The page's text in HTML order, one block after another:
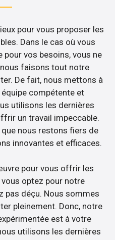
pour vous proposer les
Dans le cas où vous
vos besoins, vous ne
faisons tout notre
De fait, nous mettons à
compétente et
utilisons les dernières
un travail impeccable.
que nous restons fiers de
innovantes et efficaces.
pour vous offrir les
optez pour notre
pas déçu. Nous sommes
pleinement. Donc, notre
est à votre
utilisons les dernières